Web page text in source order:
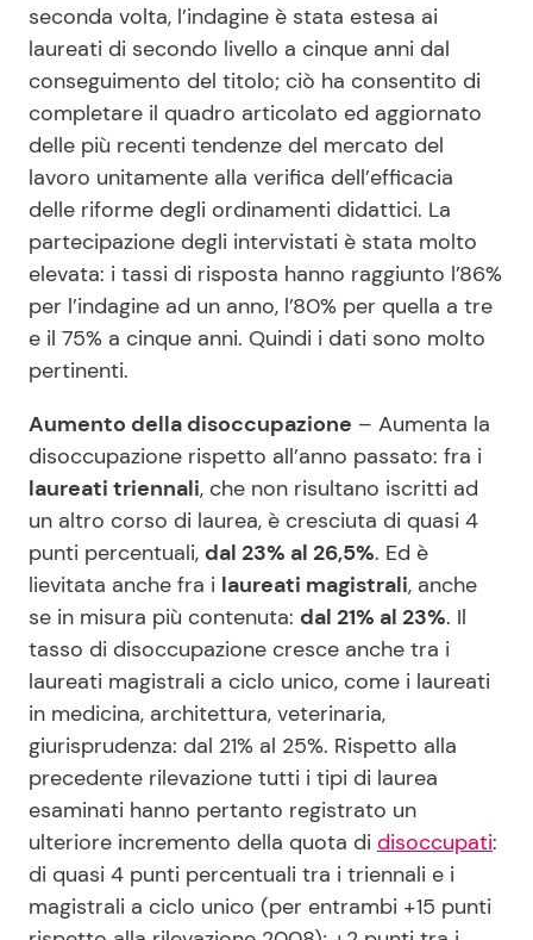
seconda volta, l’indagine è stata estesa ai
laureati di secondo livello a cinque anni dal
conseguimento del titolo; ciò ha consentito di
completare il quadro articolato ed aggiornato
delle più recenti tendenze del mercato del
lavoro unitamente alla verifica dell’efficacia
delle riforme degli ordinamenti didattici. La
partecipazione degli intervistati è stata molto
elevata: i tassi di risposta hanno raggiunto l’86%
per l’indagine ad un anno, l’80% per quella a tre
e il 75% a cinque anni. Quindi i dati sono molto
pertinenti.
Aumento della disoccupazione – Aumenta la
disoccupazione rispetto all’anno passato: fra i
laureati triennali, che non risultano iscritti ad
un altro corso di laurea, è cresciuta di quasi 4
punti percentuali, dal 23% al 26,5%. Ed è
lievitata anche fra i laureati magistrali, anche
se in misura più contenuta: dal 21% al 23%. Il
tasso di disoccupazione cresce anche tra i
laureati magistrali a ciclo unico, come i laureati
in medicina, architettura, veterinaria,
giurisprudenza: dal 21% al 25%. Rispetto alla
precedente rilevazione tutti i tipi di laurea
esaminati hanno pertanto registrato un
ulteriore incremento della quota di disoccupati:
di quasi 4 punti percentuali tra i triennali e i
magistrali a ciclo unico (per entrambi +15 punti